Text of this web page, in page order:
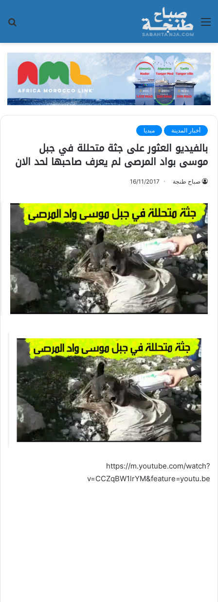
القائمة
أخبار المدينة ميديا
بالفيديو العثور على جثة متحللة في جبل
موسى بواد المرصى لم يعرف صاحبها لحد الان
صباح طنجة 16/11/2017
https://m.youtube.com/watch?
v=CCZqBW1lrYM&feature=youtu.be